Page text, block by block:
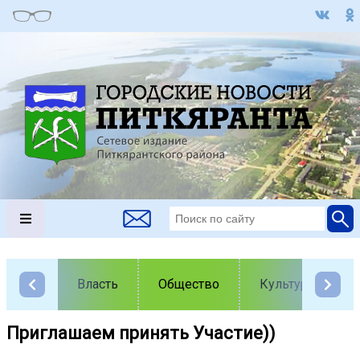
Власть Общество Культура
Приглашаем принять Участие))